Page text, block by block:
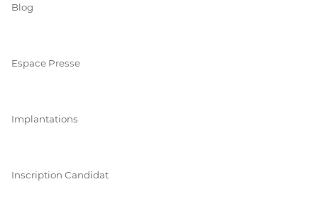
Blog
Espace Presse
Implantations
Inscription Candidat